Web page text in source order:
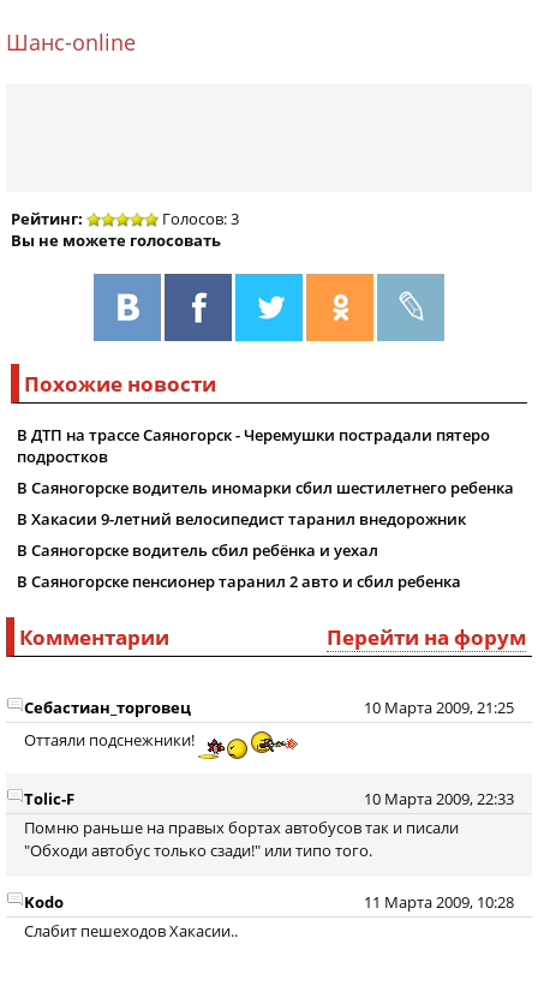
Шанс-online
Рейтинг:
Голосов: 3
Вы не можете голосовать
Похожие новости
В ДТП на трассе Саяногорск - Черемушки пострадали пятеро
подростков
В Саяногорске водитель иномарки сбил шестилетнего ребенка
В Хакасии 9-летний велосипедист таранил внедорожник
В Саяногорске водитель сбил ребёнка и уехал
В Саяногорске пенсионер таранил 2 авто и сбил ребенка
Перейти на форум
Комментарии
10 Марта 2009, 21:25
Себастиан_торговец
Оттаяли подснежники!
10 Марта 2009, 22:33
Tolic-F
Помню раньше на правых бортах автобусов так и писали
"Обходи автобус только сзади!" или типо того.
11 Марта 2009, 10:28
Kodo
Слабит пешеходов Хакасии..